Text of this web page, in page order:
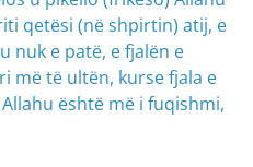
qetësi (në shpirtin) atij, e
nuk e patë, e fjalën e
më të ultën, kurse fjala e
është më i fuqishmi,